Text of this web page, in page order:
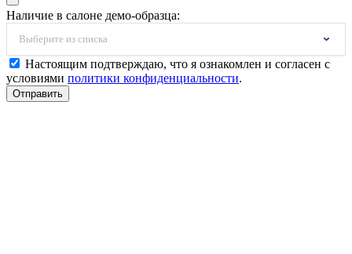
Наличие в салоне демо-образца:
Выберите из списка
Настоящим подтверждаю, что я ознакомлен и согласен с
условиями политики конфиденциальности.
Отправить